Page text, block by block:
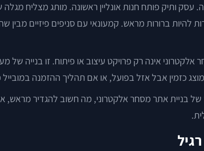
ותיק פותח חנות אונליין ראשונה. מותג מצליח
ברורות מראש. קמעונאי עם סניפים פיזיים מבין
אלקטרוני אינה רק פרויקט עיצוב או פיתוח. זו בנייה
כזמין אבל אזל בפועל, או אם תהליך ההזמנה
בניית אתר מסחר אלקטרוני, מה חשוב להגדיר מראש,